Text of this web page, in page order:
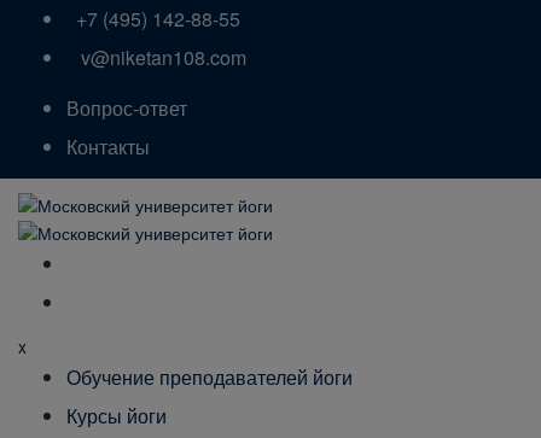
+7 (495) 142-88-55
v@niketan108.com
Вопрос-ответ
Контакты
x
Обучение преподавателей йоги
Курсы йоги